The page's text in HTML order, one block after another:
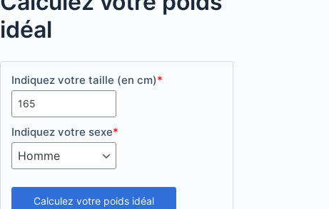
idéal
Indiquez votre taille (en cm)*
Indiquez votre sexe*
Calculez votre poids idéal